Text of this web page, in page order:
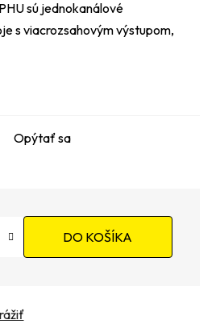
sú jednokanálové
s viacrozsahovým výstupom,
Opýtať sa
DO KOŠÍKA